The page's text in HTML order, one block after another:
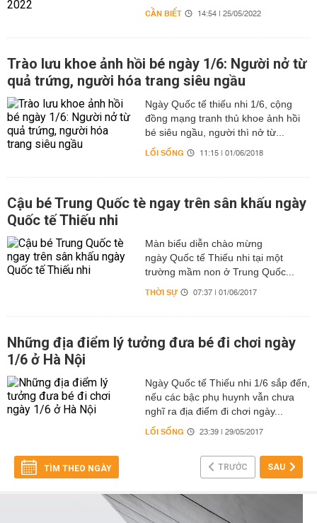
CẦN BIẾT 14:54 | 25/05/2022
Trào lưu khoe ảnh hồi bé ngày 1/6: Người nở từ
quả trứng, người hóa trang siêu ngầu
Ngày Quốc tế thiếu nhi 1/6, cộng
đồng mạng tranh thủ khoe ảnh hồi
bé siêu ngầu, người thì nở từ...
LỐI SỐNG 11:15 | 01/06/2018
Cậu bé Trung Quốc tè ngay trên sân khấu ngày
Quốc tế Thiếu nhi
Màn biểu diễn chào mừng
ngày Quốc tế Thiếu nhi tại một
trường mầm non ở Trung Quốc...
THỜI SỰ 07:37 | 01/06/2017
Những địa điểm lý tưởng đưa bé đi chơi ngày
1/6 ở Hà Nội
Ngày Quốc tế Thiếu nhi 1/6 sắp đến,
nếu các bậc phụ huynh vẫn chưa
nghĩ ra địa điểm đi chơi ngày...
LỐI SỐNG 23:39 | 29/05/2017
TÌM THEO NGÀY TRƯỚC SAU